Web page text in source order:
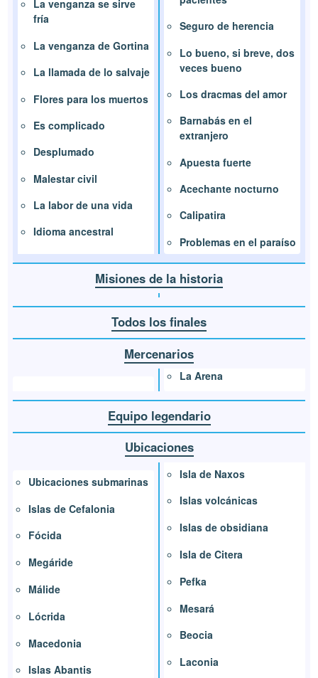
La venganza se sirve
fría
La venganza de Gortina
La llamada de lo salvaje
Flores para los muertos
Es complicado
Desplumado
Malestar civil
La labor de una vida
Idioma ancestral
Seguro de herencia
Lo bueno, si breve, dos
veces bueno
Los dracmas del amor
Barnabás en el
extranjero
Apuesta fuerte
Acechante nocturno
Calipatira
Problemas en el paraíso
Misiones de la historia
Todos los finales
Mercenarios
La Arena
Equipo legendario
Ubicaciones
Ubicaciones submarinas
Islas de Cefalonia
Fócida
Megáride
Málide
Lócrida
Macedonia
Islas Abantis
Isla de Naxos
Islas volcánicas
Islas de obsidiana
Isla de Citera
Pefka
Mesará
Beocia
Laconia